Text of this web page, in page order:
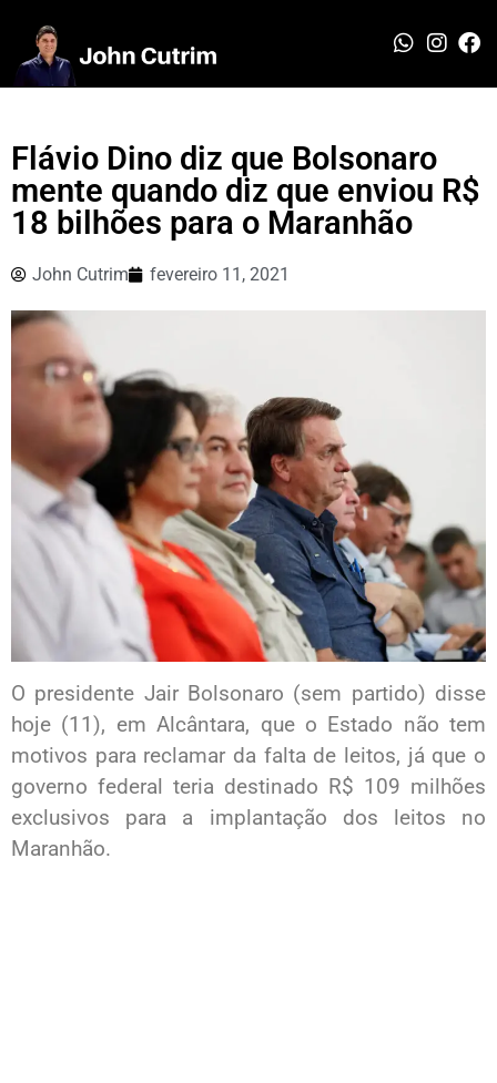
Flávio Dino diz que Bolsonaro
mente quando diz que enviou R$
18 bilhões para o Maranhão
John Cutrim fevereiro 11, 2021
O presidente Jair Bolsonaro (sem partido) disse
hoje (11), em Alcântara, que o Estado não tem
motivos para reclamar da falta de leitos, já que o
governo federal teria destinado R$ 109 milhões
exclusivos para a implantação dos leitos no
Maranhão.